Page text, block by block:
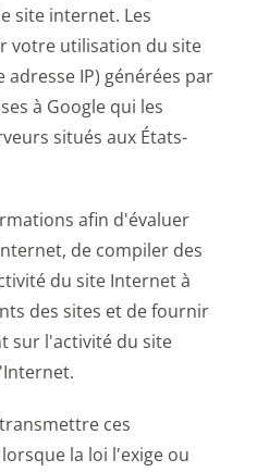
site internet. Les
votre utilisation du site
IP) générées par
à Google qui les
situés aux États-
afin d'évaluer
de compiler des
du site Internet à
des sites et de fournir
sur l'activité du site
ces
la loi l'exige ou